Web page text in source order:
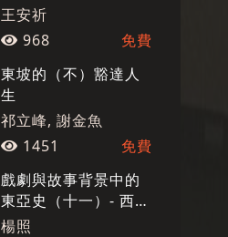
王安祈
968
免費
東坡的（不）豁達人
生
祁立峰, 謝金魚
1451
免費
戲劇與故事背景中的
東亞史（十一）- 西方
知識東來及其斷絕
楊照